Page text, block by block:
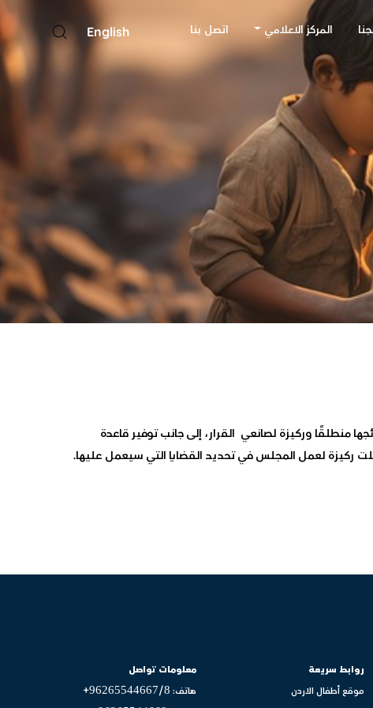
المركز الاعلامي اتصل بنا
منطلقًا وركيزة لصانعي القرار، إلى جانب توفير قاعدة
ركيزة لعمل المجلس في تحديد القضايا التي سيعمل عليها.
روابط سريعة
موقع أطفال الاردن
معلومات تواصل
هاتف: 96265544667/8+